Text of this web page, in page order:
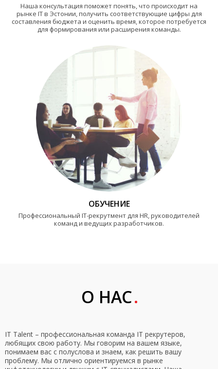
Наша консультация поможет понять, что происходит на
рынке IT в Эстонии, получить соответствующие цифры для
составления бюджета и оценить время, которое потребуется
для формирования или расширения команды.
ОБУЧЕНИЕ
Профессиональный IT-рекрутмент для HR, руководителей
команд и ведущих разработчиков.
О НАС
IT Talent – профессиональная команда IT рекрутеров,
любящих свою работу. Мы говорим на вашем языке,
понимаем вас с полуслова и знаем, как решить вашу
проблему. Мы отлично ориентируемся в рынке